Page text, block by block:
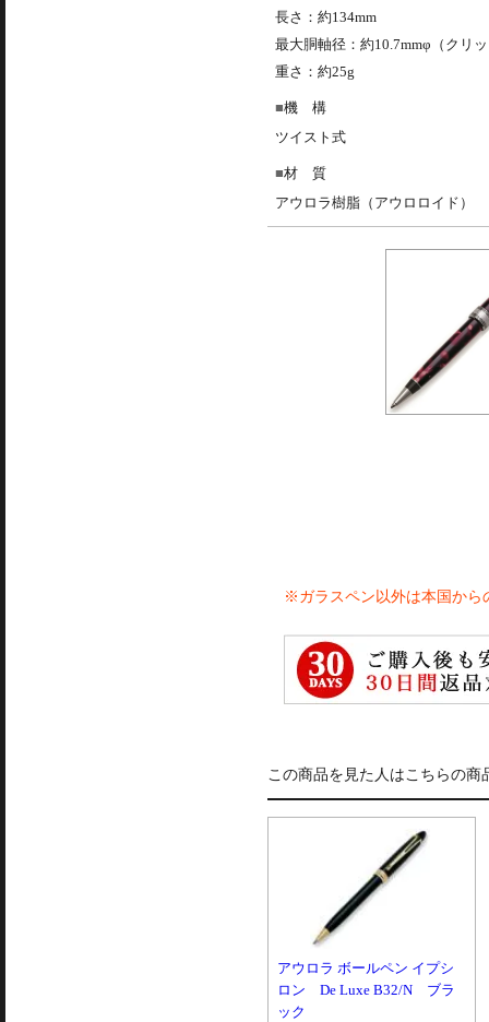
長さ：約134mm
最大胴軸径：約10.7mmφ（クリ
重さ：約25g
機 構
ツイスト式
材 質
アウロラ樹脂（アウロロイド）
※ガラスペン以外は本国から
この商品を見た人はこちらの商
アウロラ ボールペン イプシ
ロン De Luxe B32/N ブラ
ック